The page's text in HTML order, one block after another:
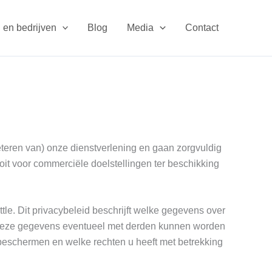
en bedrijven Blog Media Contact
van) onze dienstverlening en gaan zorgvuldig
voor commerciële doelstellingen ter beschikking
Dit privacybeleid beschrijft welke gegevens over
gegevens eventueel met derden kunnen worden
en welke rechten u heeft met betrekking